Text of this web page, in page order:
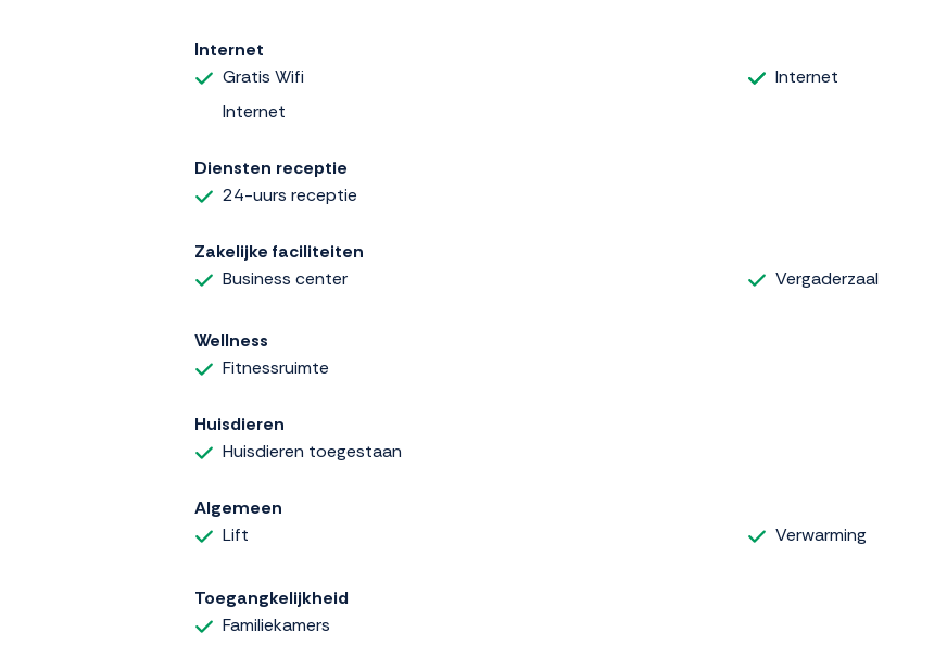
Internet
Gratis Wifi
Internet
Internet
Diensten receptie
24-uurs receptie
Zakelijke faciliteiten
Business center
Vergaderzaal
Wellness
Fitnessruimte
Huisdieren
Huisdieren toegestaan
Algemeen
Lift
Verwarming
Toegangkelijkheid
Familiekamers